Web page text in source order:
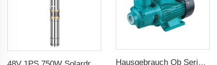
Hausgebrauch Qb Serie Randpumpe 0.37kw 0.5ps Qb60 Elektrische Wirbelpumpe Preis